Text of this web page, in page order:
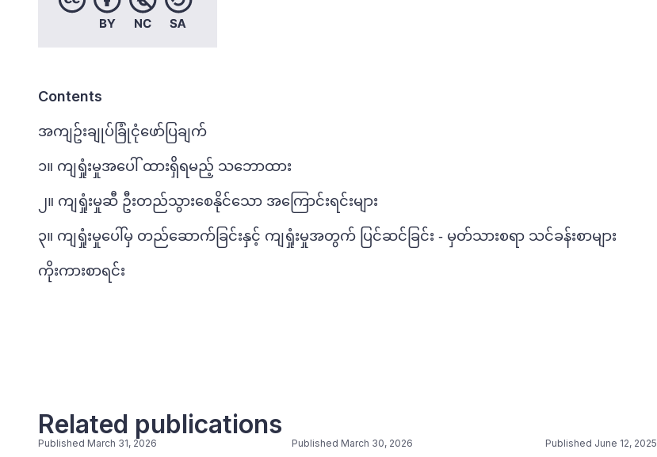
Contents
အကျဥ်းချုပ်ခြုံငုံဖော်ပြချက်
၁။ ကျရှုံးမှုအပေါ် ထားရှိရမည့် သဘောထား
၂။ ကျရှုံးမှုဆီ ဦးတည်သွားစေနိုင်သော အကြောင်းရင်းများ
၃။ ကျရှုံးမှုပေါ်မှ တည်ဆောက်ခြင်းနှင့် ကျရှုံးမှုအတွက် ပြင်ဆင်ခြင်း - မှတ်သားစရာ သင်ခန်းစာများ
ကိုးကားစာရင်း
Related publications
Published March 31, 2026 Published March 30, 2026 Published June 12, 2025